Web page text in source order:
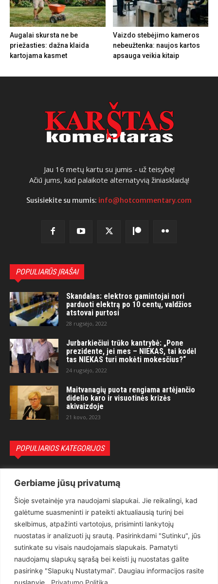
Gerbiame jūsų privatumą
Šioje svetainėje yra naudojami slapukai. Jie reikalingi, kad
galėtume suasmeninti ir pateikti aktualiausią turinį bei
skelbimus, atpažinti vartotojus, prisiminti lankytojų
nuostatas ir analizuoti jų srautą. Pasirinkdami "Sutinku", jūs
sutinkate su visais naudojamais slapukais. Pamatyti
naudojamų slapukų sąrašą bei keisti jų nuostatas galite
pasirinkę "Slapukų Nustatymai". Daugiau informacijos rasite
puslapyje .
Privatumo Politika
Augalai skursta ne be
priežasties: dažna klaida
kartojama kasmet
Vaizdo stebėjimo kameros
nebeužtenka: naujos kartos
apsauga veikia kitaip
Jau 16 metų kartu su jumis - už teisybę!
Ačiū jums, kad palaikote alternatyvią žiniasklaidą!
Susisiekite su mumis: info@hotcommentary.com
POPULIARŪS ĮRAŠAI
Skandalas: elektros gamintojai nori
parduoti elektrą po 10 centų, valdžios
atstovai purtosi
28 rugsėjo, 2022
Jurbarkiečiui trūko kantrybė: „Pone
prezidente, jei mes – NIEKAS, tai kodėl
tas NIEKAS turi mokėti mokesčius?“
24 rugsėjo, 2022
Maitvanagių puota rengiama artėjančio
didelio karo ir visuotinės krizės
akivaizdoje
21 kovo, 2023
POPULIARIOS KATEGORIJOS
Teisėsauga
1497
Aktualu
Lietuva
619
Pasaulis
Статьи на русском
Articles in english